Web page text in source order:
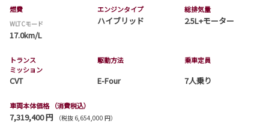
燃費
WLTCモード
17.0km/L
エンジンタイプ
ハイブリッド
総排気量
2.5L+モーター
トランス
ミッション
CVT
駆動方法
E-Four
乗車定員
7人乗り
車両本体価格 （消費税込）
7,319,400 円 （税抜 6,654,000 円）